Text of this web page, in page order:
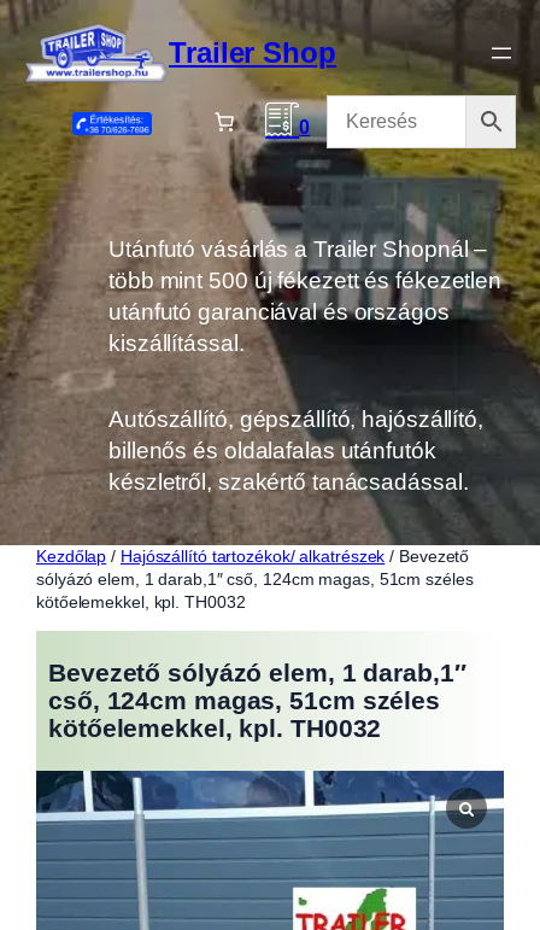
Ugrás
tartalomhoz
Trailer Shop
0
Utánfutó vásárlás a Trailer Shopnál –
több mint 500 új fékezett és fékezetlen
utánfutó garanciával és országos
kiszállítással.
Autószállító, gépszállító, hajószállító,
billenős és oldalafalas utánfutók
készletről, szakértő tanácsadással.
Kezdőlap / Hajószállító tartozékok/ alkatrészek / Bevezető
sólyázó elem, 1 darab,1″ cső, 124cm magas, 51cm széles
kötőelemekkel, kpl. TH0032
Bevezető sólyázó elem, 1 darab,1″
cső, 124cm magas, 51cm széles
kötőelemekkel, kpl. TH0032